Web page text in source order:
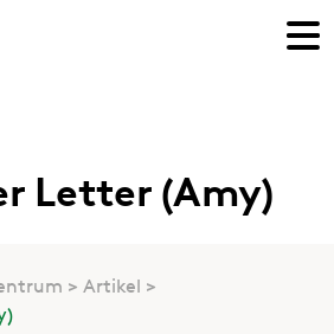
Letter (Amy)
Artikel